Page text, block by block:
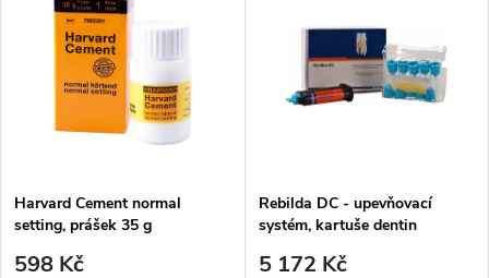
Harvard Cement normal
setting, prášek 35 g
598 Kč
Rebilda DC - upevňovací
systém, kartuše dentin
5 172 Kč